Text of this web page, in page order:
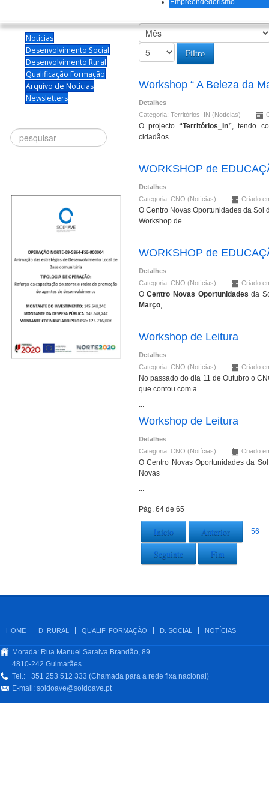
Empreendedorismo
Notícias
Desenvolvimento Social
Desenvolvimento Rural
Qualificação Formação
Arquivo de Notícias
Newsletters
Procurar
Filtro
Workshop “ A Beleza da
Detalhes
Categoria: Territórios_IN (Notícias)
O projecto “Territórios_In”, tendo
cidadãos
...
WORKSHOP de
Detalhes
Categoria: CNO (Notícias) Criado
O Centro Novas Oportunidades da Sol
Workshop de
...
WORKSHOP de
Detalhes
Categoria: CNO (Notícias) Criado
OCentro Novas Oportunidades da
Março,
...
Workshop de Leitura
Detalhes
Categoria: CNO (Notícias) Criado
No passado do dia 11 de Outubro o
que contou com a
...
Workshop de Leitura
Detalhes
Categoria: CNO (Notícias) Criado
O Centro Novas Oportunidades da
Novas
...
Pág. 64 de 65
Início Anterior 56
Seguinte Fim
HOME D. RURAL QUALIF. FORMAÇÃO D. SOCIAL NOTÍCIAS
Morada: Rua Manuel Saraiva Brandão, 89
4810-242 Guimarães
Tel.: +351 253 512 333 (Chamada para a rede fixa nacional)
E-mail: soldoave@soldoave.pt
.